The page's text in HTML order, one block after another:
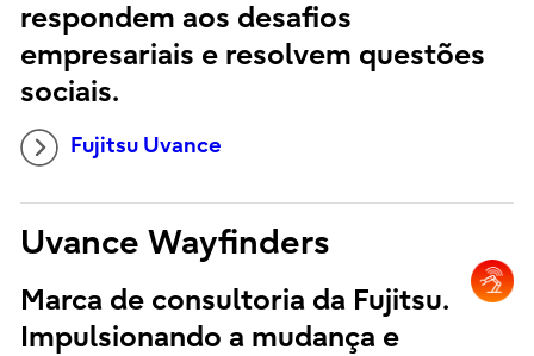
respondem aos desafios
empresariais e resolvem questões
sociais.
Fujitsu Uvance
Uvance Wayfinders
Marca de consultoria da Fujitsu.
Impulsionando a mudança e